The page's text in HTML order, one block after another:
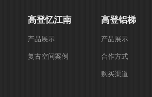
高登忆江南
产品展示
复古空间案例
高登铝梯
产品展示
合作方式
购买渠道